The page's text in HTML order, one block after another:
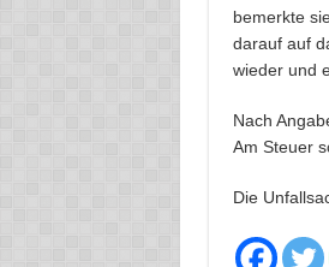
bemerkte
darauf auf
wieder und
Nach
Am Steuer
Die